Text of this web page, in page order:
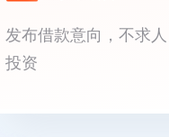
发布借款意向，不求
投资